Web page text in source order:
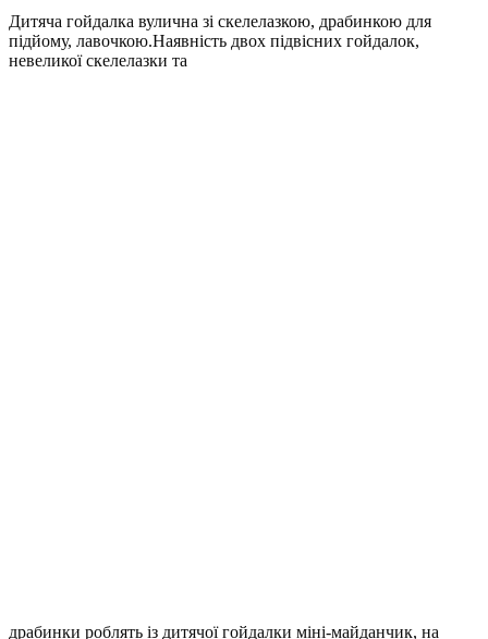
Дитяча гойдалка вулична зі скелелазкою, драбинкою для
підйому, лавочкою.Наявність двох підвісних гойдалок,
невеликої скелелазки та
драбинки роблять із дитячої гойдалки міні-майданчик, на